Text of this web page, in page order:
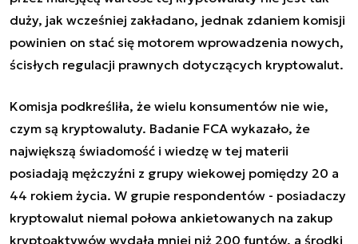
duży, jak wcześniej zakładano, jednak zdaniem komisji
powinien on stać się motorem wprowadzenia nowych,
ścisłych regulacji prawnych dotyczących kryptowalut.
Komisja podkreśliła, że wielu konsumentów nie wie,
czym są kryptowaluty. Badanie FCA wykazało, że
największą świadomość i wiedzę w tej materii
posiadają mężczyźni z grupy wiekowej pomiędzy 20 a
44 rokiem życia. W grupie respondentów - posiadaczy
kryptowalut niemal połowa ankietowanych na zakup
kryptoaktywów wydała mniej niż 200 funtów, a środki